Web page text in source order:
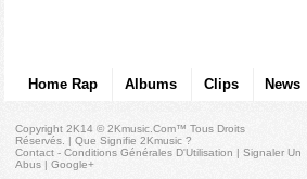
Home Rap Albums Clips News
Copyright 2K14 © 2Kmusic.com™Tous Droits
Réservés . |Que Signifie 2Kmusic ?
Contact - Conditions Générales D'Utilisation |Signaler Un
Abus |Google+